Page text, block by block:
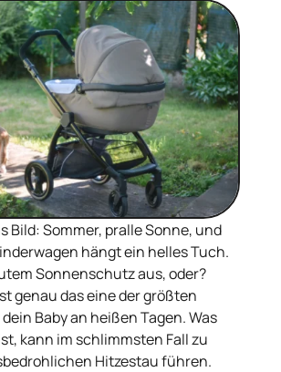
Bild: Sommer, pralle Sonne, und
hängt ein helles Tuch.
Sonnenschutz aus, oder?
genau das eine der größten
Baby an heißen Tagen. Was
kann im schlimmsten Fall zu
Hitzestau führen.